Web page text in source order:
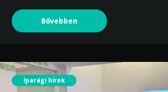
Bővebben
Iparági hírek